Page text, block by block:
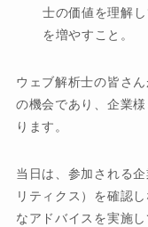
士の価値を理解
を増やすこと。
ウェブ解析士の皆さ
の機会であり、企業
ります。
当日は、参加される
リティクス）を確認
なアドバイスを実施し